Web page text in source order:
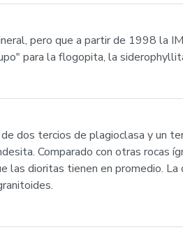
pero que a partir de 1998 la
para la flogopita, la
dos tercios de plagioclasa y un
Comparado con otras rocas
dioritas tienen en promedio. La